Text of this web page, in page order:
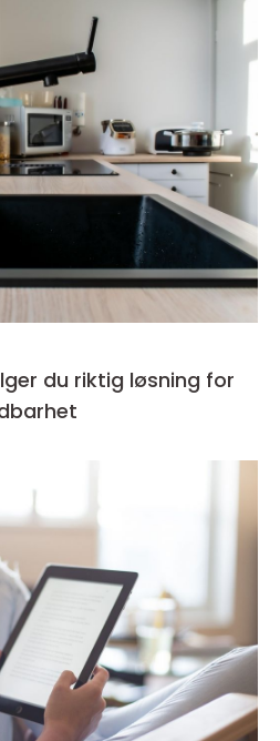
du riktig løsning for